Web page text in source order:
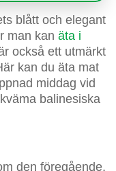
blått och elegant
man kan äta i
också ett utmärkt
kan du äta mat
middag vid
balinesiska
den föregående,